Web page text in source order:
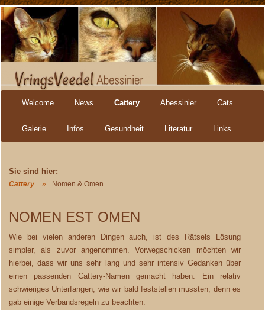
Navigation
überspringen
Welcome News Cattery Abessinier Cats
Galerie Infos Gesundheit Literatur Links
Cattery Nomen & Omen
NOMEN EST OMEN
Wie bei vielen anderen Dingen auch, ist des Rätsels Lösung
simpler, als zuvor angenommen. Vorwegschicken möchten wir
hierbei, dass wir uns sehr lang und sehr intensiv Gedanken über
einen passenden Cattery-Namen gemacht haben. Ein relativ
schwieriges Unterfangen, wie wir bald feststellen mussten, denn es
gab einige Verbandsregeln zu beachten.